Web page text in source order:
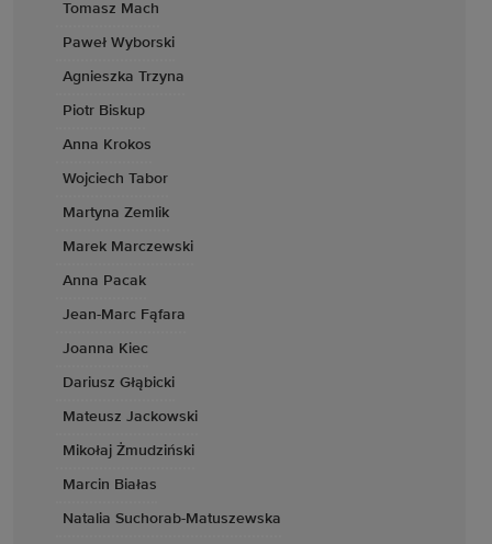
Tomasz Mach
Paweł Wyborski
Agnieszka Trzyna
Piotr Biskup
Anna Krokos
Wojciech Tabor
Martyna Zemlik
Marek Marczewski
Anna Pacak
Jean-Marc Fąfara
Joanna Kiec
Dariusz Głąbicki
Mateusz Jackowski
Mikołaj Żmudziński
Marcin Białas
Natalia Suchorab-Matuszewska